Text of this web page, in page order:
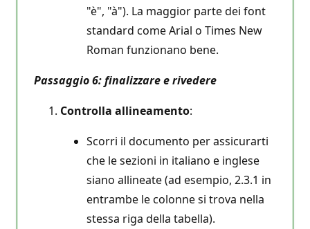
"è", "à"). La maggior parte dei font
standard come Arial o Times New
Roman funzionano bene.
Passaggio 6: finalizzare e rivedere
Controlla allineamento:
Scorri il documento per assicurarti
che le sezioni in italiano e inglese
siano allineate (ad esempio, 2.3.1 in
entrambe le colonne si trova nella
stessa riga della tabella).